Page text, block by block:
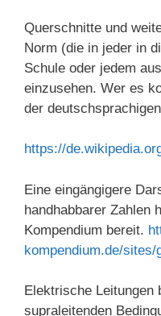
Querschnitte und
Norm (die in jeder in
Schule oder jedem
einzusehen. Wer es
der
https://
Eine eingängigere
handhabbarer Zahlen
Kompendium bereit.
kompendium.de/sites/
Elektrische Leitungen
supraleitenden